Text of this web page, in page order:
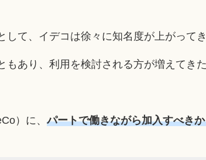
して、イデコは徐々に知名度が上がってき
もあり、利用を検討される方が増えてき
）に、パートで働きながら加入すべき